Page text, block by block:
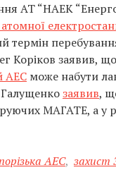
АТ “НАЕК
термін
Коріков заявив, що
АЕС може набути
заявив,
МАГАТЕ, а у
АЕС, захист